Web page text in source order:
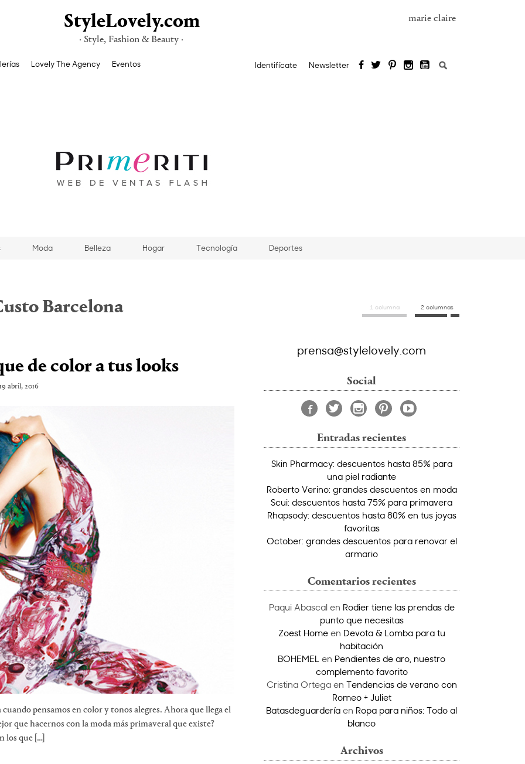
StyleLovely.com
· Style, Fashion & Beauty ·
marie claire
Lovely The Agency Eventos Identifícate Newsletter Buscar:
Moda Belleza Hogar Tecnología Deportes
Barcelona
de color a tus looks
19 abril, 2016
pensamos en color y tonos alegres. Ahora que llega el
que hacernos con la moda más primaveral que existe?
los que […]
1 columna 2 columnas
prensa@stylelovely.com
Social
Entradas recientes
Skin Pharmacy: descuentos hasta 85% para
una piel radiante
Roberto Verino: grandes descuentos en moda
Scui: descuentos hasta 75% para primavera
Rhapsody: descuentos hasta 80% en tus joyas
favoritas
October: grandes descuentos para renovar el
armario
Comentarios recientes
Paqui Abascalen Rodier tiene las prendas de
punto que necesitas
Zoest Homeen Devota & Lomba para tu
habitación
BOHEMEL en Pendientes de aro, nuestro
complemento favorito
Cristina Ortegaen Tendencias de verano con
Romeo + Juliet
Batasdeguardería en Ropa para niños: Todo al
blanco
Archivos